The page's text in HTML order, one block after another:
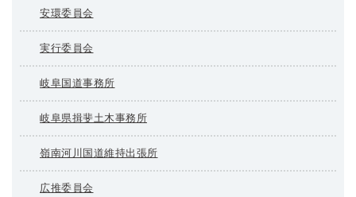
安環委員会
実行委員会
岐阜国道事務所
岐阜県揖斐土木事務所
嶺南河川国道維持出張所
広推委員会